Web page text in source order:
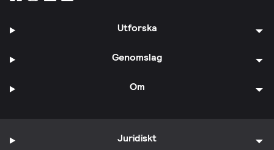
Utforska
Genomslag
Om
Juridiskt